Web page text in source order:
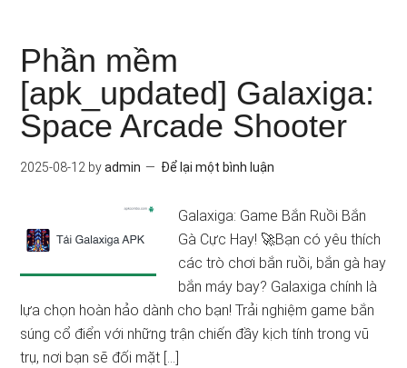
Phần mềm
[apk_updated] Galaxiga:
Space Arcade Shooter
2025-08-12 byadmin Để lại một bình luận
Galaxiga: Game Bắn Ruồi Bắn
Gà Cực Hay! 🚀Bạn có yêu thích
các trò chơi bắn ruồi, bắn gà hay
bắn máy bay? Galaxiga chính là
lựa chọn hoàn hảo dành cho bạn! Trải nghiệm game bắn
súng cổ điển với những trận chiến đầy kịch tính trong vũ
trụ, nơi bạn sẽ đối mặt […]